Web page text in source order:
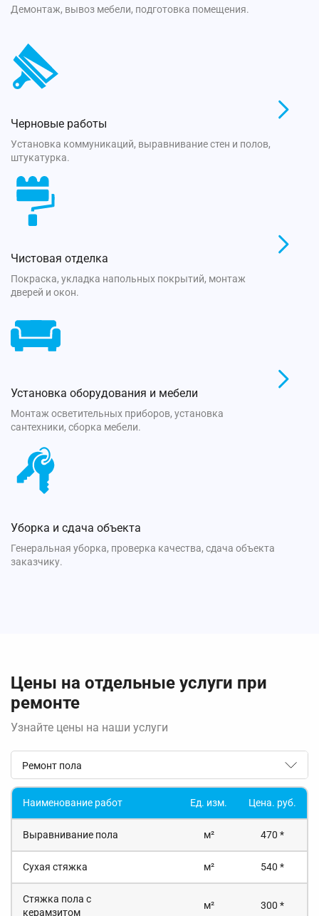
Демонтаж, вывоз мебели, подготовка помещения.
Черновые работы
Установка коммуникаций, выравнивание стен и полов,
штукатурка.
Чистовая отделка
Покраска, укладка напольных покрытий, монтаж
дверей и окон.
Установка оборудования и мебели
Монтаж осветительных приборов, установка
сантехники, сборка мебели.
Уборка и сдача объекта
Генеральная уборка, проверка качества, сдача объекта
заказчику.
Цены на отдельные услуги при
ремонте
Узнайте цены на наши услуги
Ремонт пола
Наименование работ Ед. изм. Цена. руб.
Выравнивание пола м² 470 *
Сухая стяжка м² 540 *
Стяжка пола с
керамзитом
м² 300 *